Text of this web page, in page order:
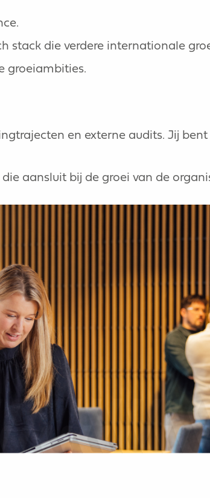
stack die verdere internationale
groeiambities.
en externe audits. Jij
aansluit bij de groei van de